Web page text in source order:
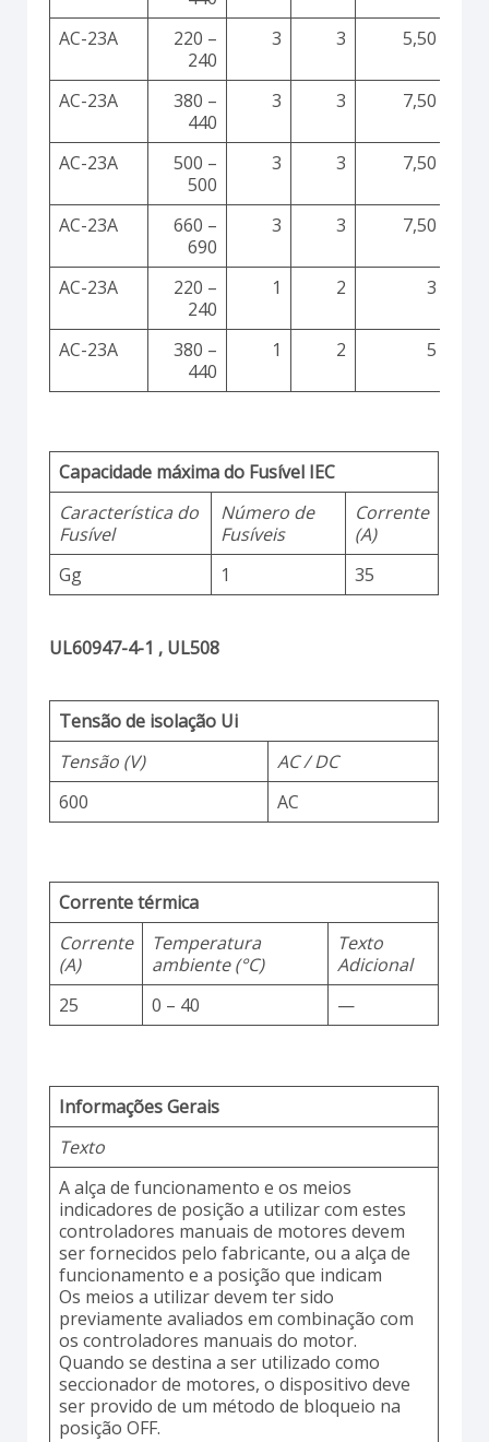
AC-23A
220 –
240
3 3 5,50
AC-23A
380 –
440
3 3 7,50
AC-23A
500 –
500
3 3 7,50
AC-23A
660 –
690
3 3 7,50
AC-23A
220 –
240
1 2 3
AC-23A
380 –
440
1 2 5
Capacidade máxima do Fusível IEC
Característica do
Fusível
Número de
Fusíveis
Corrente
(A)
Gg
1 35
UL60947-4-1 , UL508
Tensão de isolação Ui
Tensão (V)
AC / DC
600
AC
Corrente térmica
Corrente
(A)
Temperatura
ambiente (°C)
Texto
Adicional
25
0 – 40 —
Informações Gerais
Texto
A alça de funcionamento e os meios
indicadores de posição a utilizar com estes
controladores manuais de motores devem
ser fornecidos pelo fabricante, ou a alça de
funcionamento e a posição que indicam
Os meios a utilizar devem ter sido
previamente avaliados em combinação com
os controladores manuais do motor.
Quando se destina a ser utilizado como
seccionador de motores, o dispositivo deve
ser provido de um método de bloqueio na
posição OFF.